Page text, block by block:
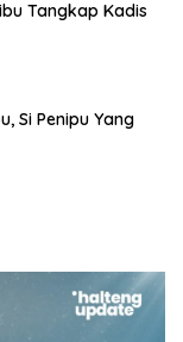
Tangkap Kadis
Si Penipu Yang